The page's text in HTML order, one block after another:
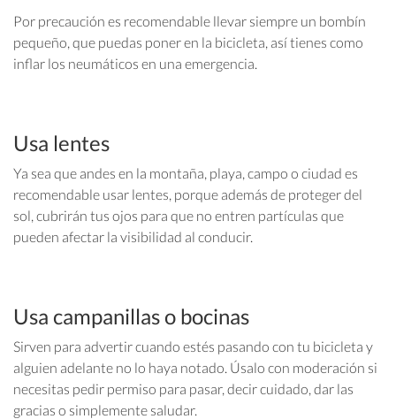
Por precaución es recomendable llevar siempre un bombín
pequeño, que puedas poner en la bicicleta, así tienes como
inflar los neumáticos en una emergencia.
Usa lentes
Ya sea que andes en la montaña, playa, campo o ciudad es
recomendable usar lentes, porque además de proteger del
sol, cubrirán tus ojos para que no entren partículas que
pueden afectar la visibilidad al conducir.
Usa campanillas o bocinas
Sirven para advertir cuando estés pasando con tu bicicleta y
alguien adelante no lo haya notado. Úsalo con moderación si
necesitas pedir permiso para pasar, decir cuidado, dar las
gracias o simplemente saludar.